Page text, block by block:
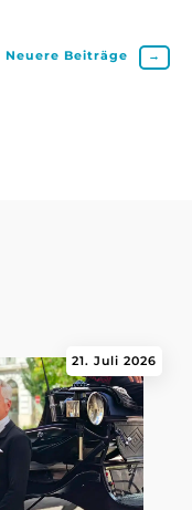
Neuere Beiträge →
21. Juli 2026